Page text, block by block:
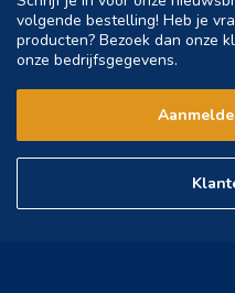
volgende bestelling! Heb je
producten? Bezoek dan onze
onze bedrijfsgegevens.